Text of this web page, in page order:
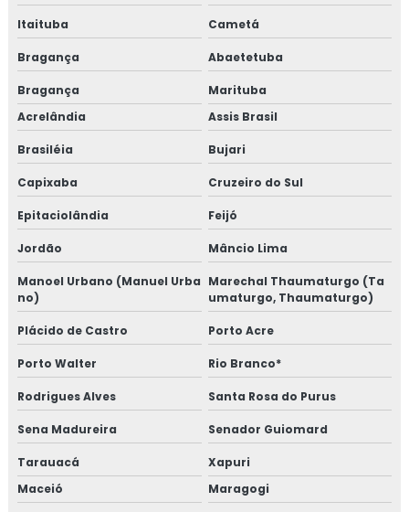
Itaituba Cametá
Bragança Abaetetuba
Bragança
Marituba
Acrelândia
Assis Brasil
Brasiléia Bujari
Capixaba Cruzeiro do Sul
Epitaciolândia Feijó
Jordão Mâncio Lima
Manoel Urbano (Manuel Urba
no)
Marechal Thaumaturgo (Ta
umaturgo, Thaumaturgo)
Plácido de Castro Porto Acre
Porto Walter Rio Branco*
Rodrigues Alves Santa Rosa do Purus
Sena Madureira Senador Guiomard
Tarauacá
Xapuri
Maceió
Maragogi